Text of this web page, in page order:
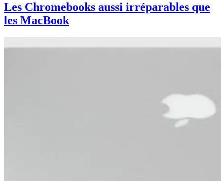
Les Chromebooks aussi irréparables que
les MacBook